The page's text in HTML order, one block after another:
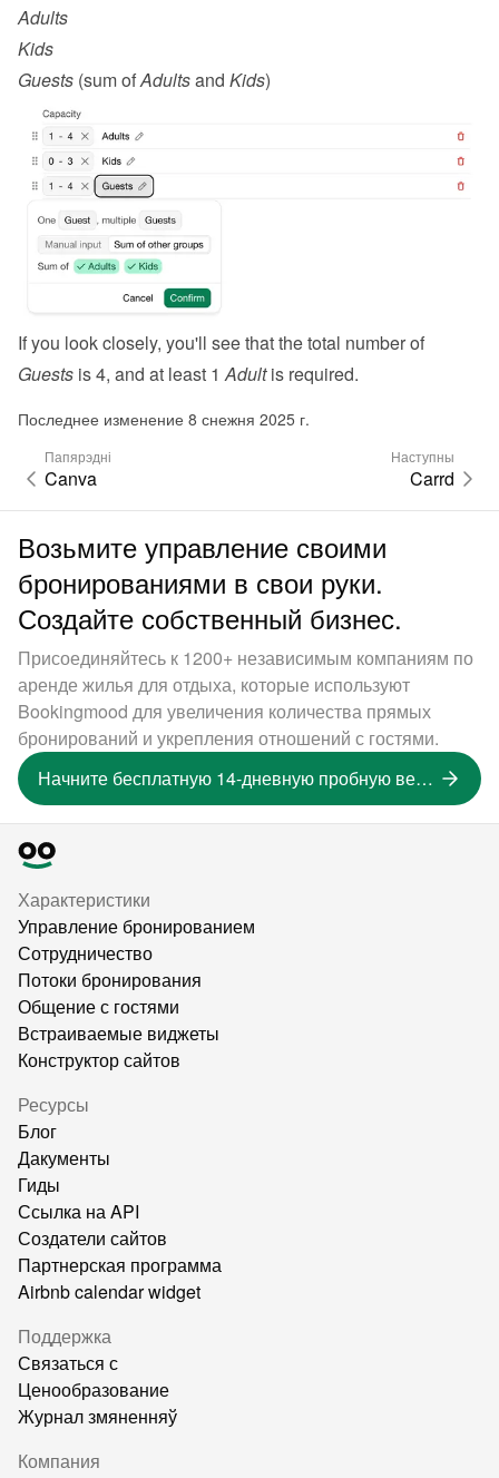
Adults
Kids
Guests (sum of Adults and Kids)
Guests is 4, and at least 1 Adult is required.
Последнее изменение 8 снежня 2025 г.
Папярэдні
Canva
Наступны
Carrd
Возьмите управление своими
бронированиями в свои руки.
Создайте собственный бизнес.
Присоединяйтесь к 1200+ независимым компаниям по
аренде жилья для отдыха, которые используют
Bookingmood для увеличения количества прямых
бронирований и укрепления отношений с гостями.
Начните бесплатную 14-дневную пробную версию
Характеристики
Управление бронированием
Сотрудничество
Потоки бронирования
Общение с гостями
Встраиваемые виджеты
Конструктор сайтов
Ресурсы
Блог
Дакументы
Гиды
Ссылка на API
Создатели сайтов
Партнерская программа
Airbnb calendar widget
Поддержка
Связаться с
Ценообразование
Журнал змяненняў
Компания